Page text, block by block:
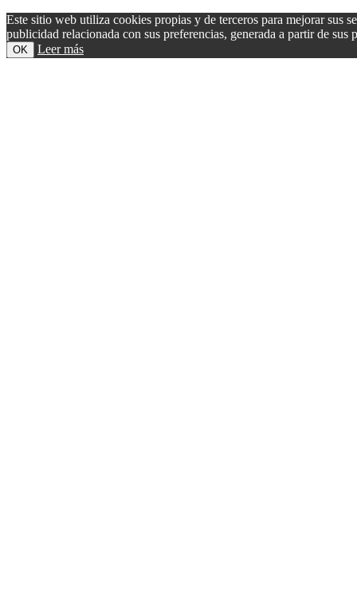
Este sitio web utiliza cookies propias y de terceros para mejorar sus
publicidad relacionada con sus preferencias, generada a partir de
OK Leer más